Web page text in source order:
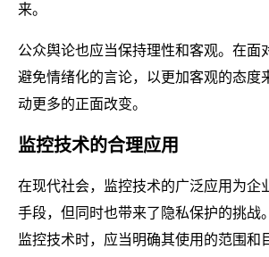
来。
公众舆论也应当保持理性和客观。在面
避免情绪化的言论，以更加客观的态度
动更多的正面改变。
监控技术的合理应用
在现代社会，监控技术的广泛应用为企
手段，但同时也带来了隐私保护的挑战
监控技术时，应当明确其使用的范围和